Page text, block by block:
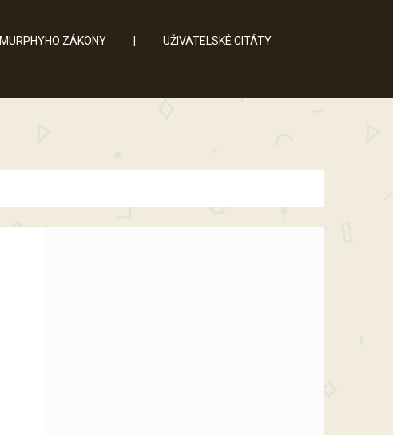
MURPHYHO ZÁKONY UŽIVATELSKÉ CITÁTY